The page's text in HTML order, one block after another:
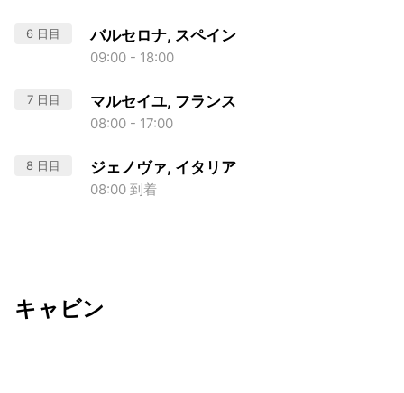
6 日目 バルセロナ, スペイン
09:00 - 18:00
7 日目 マルセイユ, フランス
08:00 - 17:00
8 日目 ジェノヴァ, イタリア
08:00 到着
キャビン